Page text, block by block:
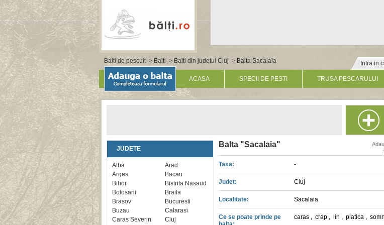
Balti de pescuit> Balti > Balti din judetul Cluj > Balta Sacalaia Intra in
» Click
ACASA SPECII DE PESTI TRUSA PESCARULUI
JUDETE
Alba
Arad
Arges
Bacau
Bihor
Bistrita Nasaud
Botosani
Braila
Brasov
Bucuresti
Buzau
Calarasi
Caras Severin
Cluj
Balta "Sacalaia"
Taxa: -
Judet: Cluj
Localitate: Sacalaia
Ce se poate prinde pe
caras , crap , lin , platica , somn